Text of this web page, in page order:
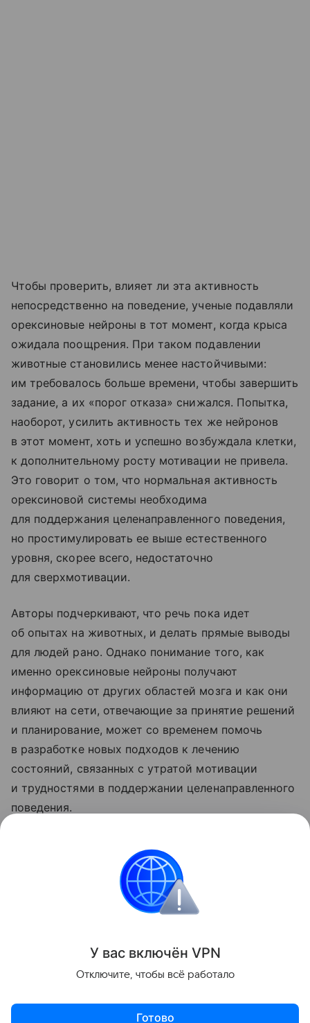
Чтобы проверить, влияет ли эта активность
непосредственно на поведение, ученые подавляли
орексиновые нейроны в тот момент, когда крыса
ожидала поощрения. При таком подавлении
животные становились менее настойчивыми:
им требовалось больше времени, чтобы завершить
задание, а их «порог отказа» снижался. Попытка,
наоборот, усилить активность тех же нейронов
в этот момент, хоть и успешно возбуждала клетки,
к дополнительному росту мотивации не привела.
Это говорит о том, что нормальная активность
орексиновой системы необходима
для поддержания целенаправленного поведения,
но простимулировать ее выше естественного
уровня, скорее всего, недостаточно
для сверхмотивации.
Авторы подчеркивают, что речь пока идет
об опытах на животных, и делать прямые выводы
для людей рано. Однако понимание того, как
именно орексиновые нейроны получают
информацию от других областей мозга и как они
влияют на сети, отвечающие за принятие решений
и планирование, может со временем помочь
в разработке новых подходов к лечению
состояний, связанных с утратой мотивации
и трудностями в поддержании целенаправленного
поведения.
не помним о раннем детстве.
Мозг
Поделиться
У вас включён VPN
Отключите, чтобы всё работало
Готово